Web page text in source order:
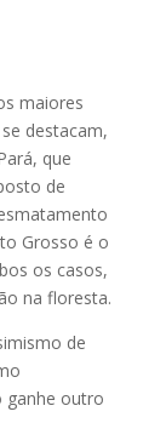
maiores
destacam,
que
de
Grosso é o
os casos,
na floresta.
de
ganhe outro